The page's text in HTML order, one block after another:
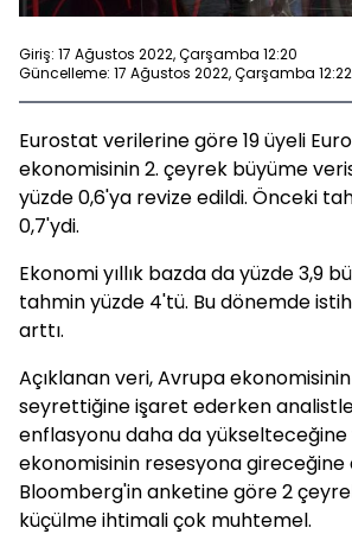
Giriş: 17 Ağustos 2022, Çarşamba 12:20
Güncelleme: 17 Ağustos 2022, Çarşamba 12:22
Eurostat verilerine göre 19 üyeli
ekonomisinin 2. çeyrek büyüme
yüzde 0,6'ya revize edildi. Önceki
0,7'ydi.
Ekonomi yıllık bazda da yüzde 3,9
tahmin yüzde 4'tü. Bu dönemde
arttı.
Açıklanan veri, Avrupa
seyrettiğine işaret ederken analistler
enflasyonu daha da
ekonomisinin resesyona gireceğine
Bloomberg'in anketine göre 2
küçülme ihtimali çok muhtemel.